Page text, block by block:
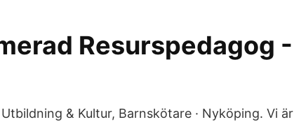
Resurspedagog -
& Kultur, Barnskötare · Nyköping. Vi är